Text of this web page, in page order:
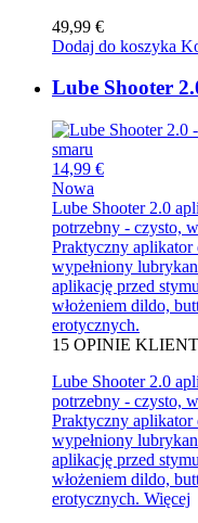
49,99 €
Dodaj do koszyka
Lube Shooter
14,99 €
Nowa
Lube Shooter 2.0
potrzebny - czysto,
Praktyczny aplikator
wypełniony
aplikację przed
włożeniem dildo,
erotycznych.
15 OPINIE
Lube Shooter 2.0
potrzebny - czysto,
Praktyczny aplikator
wypełniony
aplikację przed
włożeniem dildo,
erotycznych. Więcej